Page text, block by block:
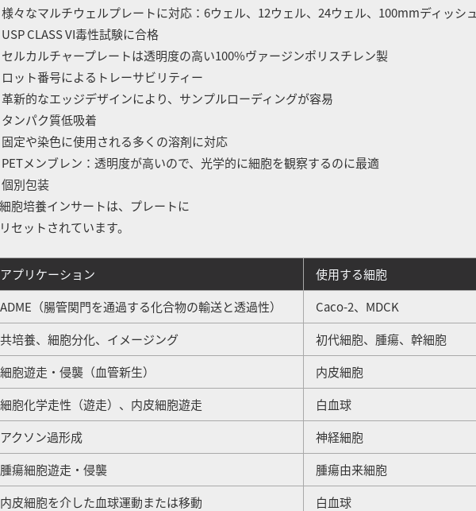
々なマルチウェルプレートに対応：6ウェル、12ウェル、24ウェル、100mmディッシュ
CLASS VI毒性試験に合格
ルカルチャープレートは透明度の高い100%ヴァージンポリスチレン製
ット番号によるトレーサビリティー
新的なエッジデザインにより、サンプルローディングが容易
ンパク質低吸着
定や染色に使用される多くの溶剤に対応
メンブレン：透明度が高いので、光学的に細胞を観察するのに最適
別包装
胞培養インサートは、プレートに
セットされています。
プリケーション 使用する細胞
（腸管関門を通過する化合物の輸送と透過性）
Caco-2、MDCK
培養、細胞分化、イメージング
初代細胞、腫瘍、幹細胞
胞遊走・侵襲（血管新生）
内皮細胞
胞化学走性（遊走）、内皮細胞遊走
白血球
クソン過形成
神経細胞
瘍細胞遊走・侵襲
腫瘍由来細胞
皮細胞を介した血球運動または移動
白血球